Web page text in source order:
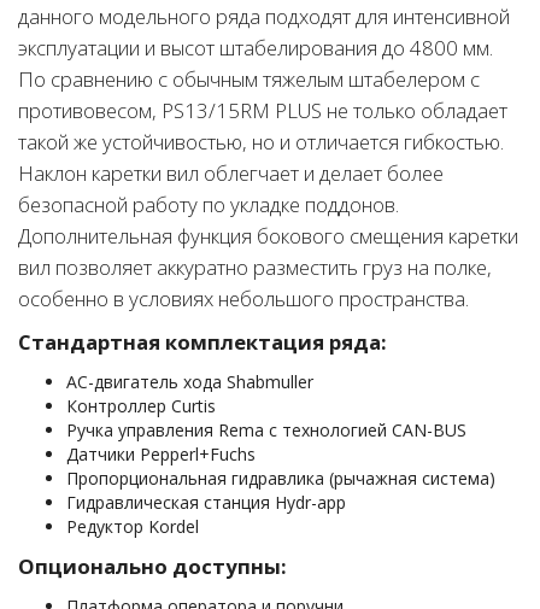
данного модельного ряда подходят для интенсивной
эксплуатации и высот штабелирования до 4800 мм.
По сравнению с обычным тяжелым штабелером с
противовесом, PS13/15RM PLUS не только обладает
такой же устойчивостью, но и отличается гибкостью.
Наклон каретки вил облегчает и делает более
безопасной работу по укладке поддонов.
Дополнительная функция бокового смещения каретки
вил позволяет аккуратно разместить груз на полке,
особенно в условиях небольшого пространства.
Cтандартная комплектация ряда:
АС-двигатель хода Shabmuller
Контроллер Curtis
Ручка управления Rema с технологией CAN-BUS
Датчики Pepperl+Fuchs
Пропорциональная гидравлика (рычажная система)
Гидравлическая станция Hydr-app
Редуктор Kordel
Опционально доступны: